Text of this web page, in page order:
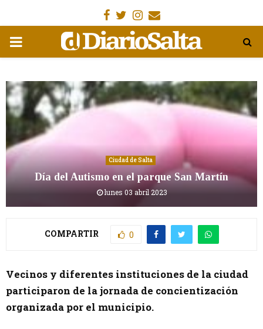
Facebook
Gorjeo
Instagram
Email
MENÚ
Ciudad de Salta
Día del Autismo en el parque San Martín
lunes 03 abril 2023
COMPARTIR 0
Vecinos y diferentes instituciones de la ciudad
participaron de la jornada de concientización
organizada por el municipio.